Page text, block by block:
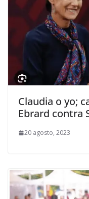
Claudia o yo;
Ebrard contra
20 agosto, 2023